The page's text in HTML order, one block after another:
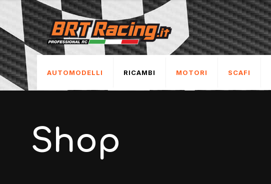
AUTOMODELLI RICAMBI MOTORI SCAFI
Shop